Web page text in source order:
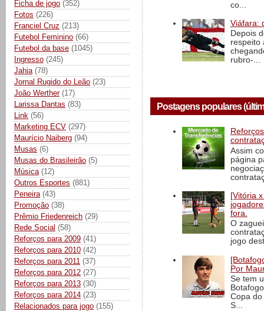
Ficha de jogo (352)
Fotos (226)
Franciel Cruz (213)
Futebol Feminino (66)
Futebol da base (1045)
Ingresso (245)
Jahia (78)
Jornal Rugido do Leão (23)
João Werther (17)
Larissa Dantas (83)
Link (56)
Marketing ECV (297)
Maurício Naiberg (94)
Musas (6)
Musas do Brasileirão (5)
Música (12)
Outros Esportes (881)
Peneira (43)
Promoção (38)
Prêmio Friedenreich (29)
Rede Social (58)
Reforços para 2009 (41)
Reforços para 2010 (42)
Reforços para 2011 (37)
Reforços para 2012 (27)
Reforços para 2013 (30)
Reforços para 2014 (23)
Relacionados para jogo (155)
co...
Viáfara:
Depois
respeito
rubro-...
Postagens populares
Assim
página
[Vitória
fora.
O
jogo
Por
Se tem
Copa
S...